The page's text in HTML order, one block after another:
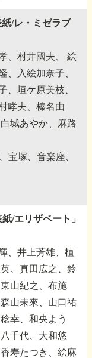
紙/レ・ミゼラブ
、村井國夫、
絵
、入絵加奈子、
、垣ケ原美枝、
哮夫、榛名由
城あやか、麻路
宝塚、音楽座、
/エリザベート」
、井上芳雄、植
、真田広之、鈴
山紀之、布施
山未來、山口祐
幸、和央よう
千代、大和悠
香寿たつき、絵麻